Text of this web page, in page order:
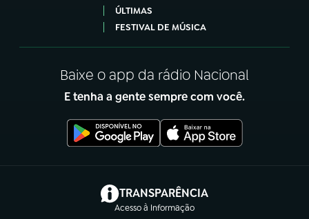
ÚLTIMAS
FESTIVAL DE MÚSICA
Baixe o app da rádio Nacional
E tenha a gente sempre com você.
TRANSPARÊNCIA
Acesso à Informação
(abre em nova aba)